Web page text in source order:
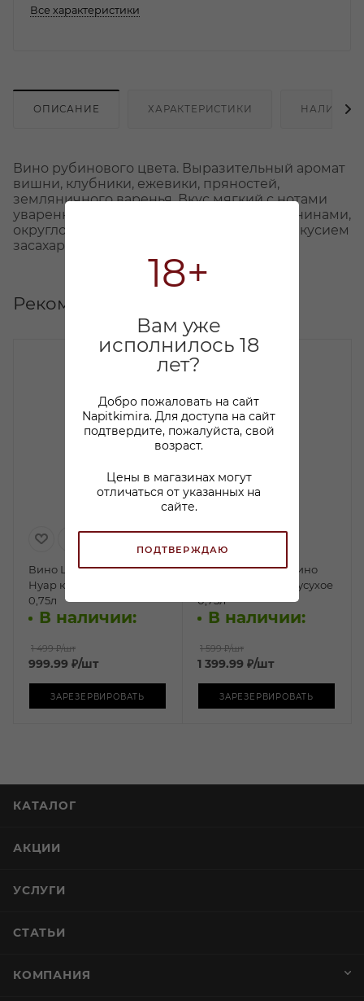
18+
Вам уже
исполнилось 18
лет?
Добро пожаловать на сайт
Napitkimira. Для доступа на сайт
подтвердите, пожалуйста, свой
возраст.
Цены в магазинах могут
отличаться от указанных на
сайте.
ПОДТВЕРЖДАЮ
Все характеристики
ОПИСАНИЕ ХАРАКТЕРИСТИКИ НАЛИЧИЕ
Вино рубинового цвета. Выразительный аромат
вишни, клубники, ежевики, пряностей,
земляничного варенья. Вкус мягкий с нотами
уваренных ягод, гладкими шелковыми танинами,
округлой структурой, утонченным послевкусием
засахаренной малины.
Рекомендуем
Вино Шшш… Это Пино
Нуар красное полусухое
0,75л
В наличии:
1 499 ₽/шт
999.99 ₽/шт
ЗАРЕЗЕРВИРОВАТЬ
Вино Ханс Баер Пино
Нуар красное полусухое
0,75л
В наличии:
1 599 ₽/шт
1 399.99 ₽/шт
ЗАРЕЗЕРВИРОВАТЬ
КАТАЛОГ
АКЦИИ
УСЛУГИ
СТАТЬИ
КОМПАНИЯ